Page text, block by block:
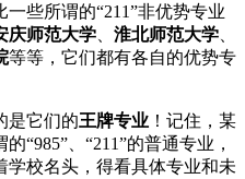
些所谓的“211”非优势专业
庆师范大学 淮北师范大学
等等，它们都有各自的优势专
是它们的王牌专业 ！记住，某
“985”、“211”的普通专业，
校名头，得看具体专业和未